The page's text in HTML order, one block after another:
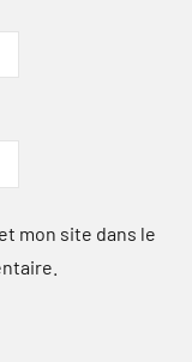
mon site dans le